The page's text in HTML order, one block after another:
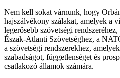
Nem kell sokat várnunk, hogy
hajszálvékony szálakat, amelyek a
legerősebb szövetségi
Észak-Atlanti Szövetséghez, a
a szövetségi rendszerekhez,
szabadságot, függetlenséget és
csatlakozó államok számára.